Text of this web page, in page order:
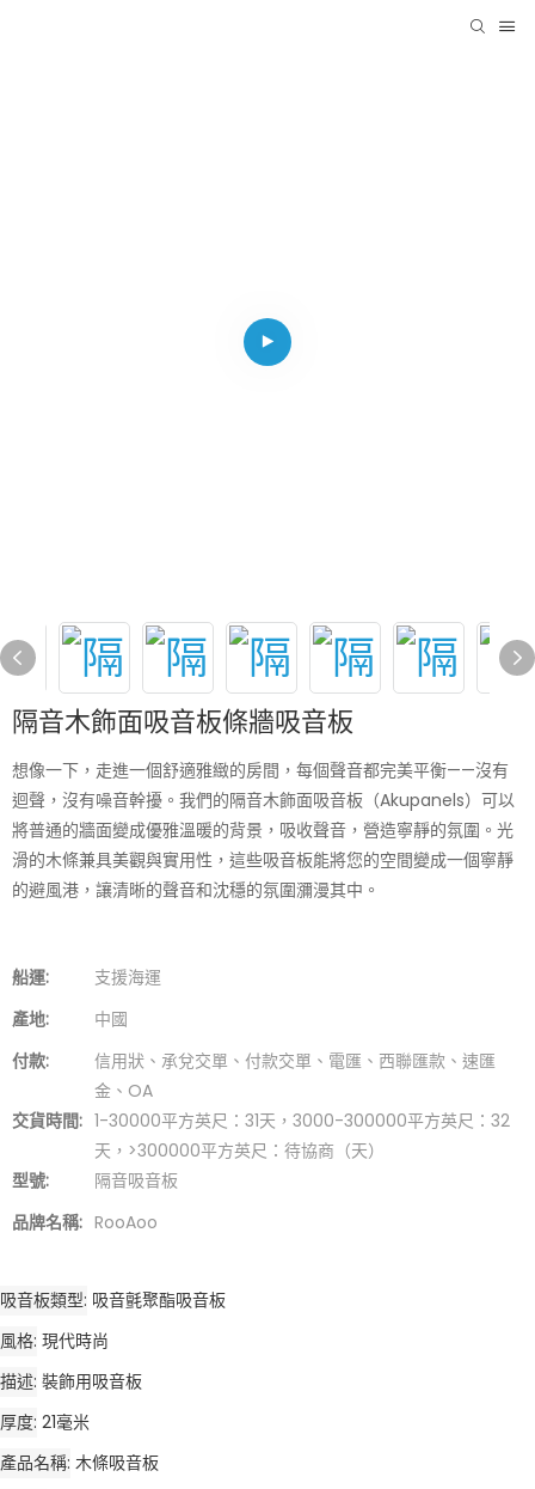
隔音木飾面吸音板條牆吸音板
想像一下，走進一個舒適雅緻的房間，每個聲音都完美平衡——沒有
迴聲，沒有噪音幹擾。我們的隔音木飾面吸音板（Akupanels）可以
將普通的牆面變成優雅溫暖的背景，吸收聲音，營造寧靜的氛圍。光
滑的木條兼具美觀與實用性，這些吸音板能將您的空間變成一個寧靜
的避風港，讓清晰的聲音和沈穩的氛圍瀰漫其中。
船運:
支援海運
產地:
中國
付款:
信用狀、承兌交單、付款交單、電匯、西聯匯款、速匯
金、OA
交貨時間: 1-30000平方英尺：31天，3000-300000平方英尺：32
天，>300000平方英尺：待協商（天）
型號:
隔音吸音板
品牌名稱: RooAoo
吸音板類型 吸音氈聚酯吸音板
風格 現代時尚
描述 裝飾用吸音板
厚度 21毫米
產品名稱 木條吸音板